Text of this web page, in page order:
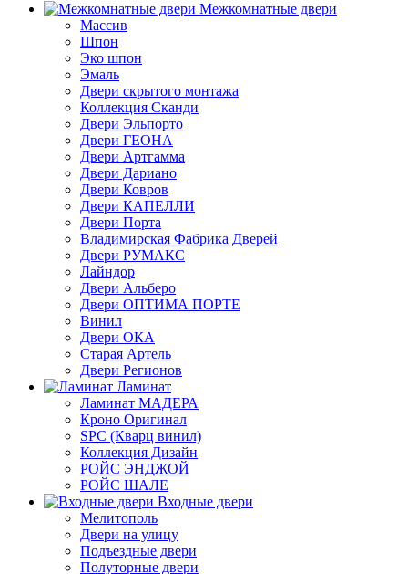
Межкомнатные двери
Массив
Шпон
Эко шпон
Эмаль
Двери скрытого монтажа
Коллекция Сканди
Двери Эльпорто
Двери ГЕОНА
Двери Артгамма
Двери Дариано
Двери Ковров
Двери КАПЕЛЛИ
Двери Порта
Владимирская Фабрика Дверей
Двери РУМАКС
Лайндор
Двери Альберо
Двери ОПТИМА ПОРТЕ
Винил
Двери ОКА
Старая Артель
Двери Регионов
Ламинат
Ламинат МАДЕРА
Кроно Оригинал
SPC (Кварц винил)
Коллекция Дизайн
РОЙС ЭНДЖОЙ
РОЙС ШАЛЕ
Входные двери
Мелитополь
Двери на улицу
Подъездные двери
Полуторные двери